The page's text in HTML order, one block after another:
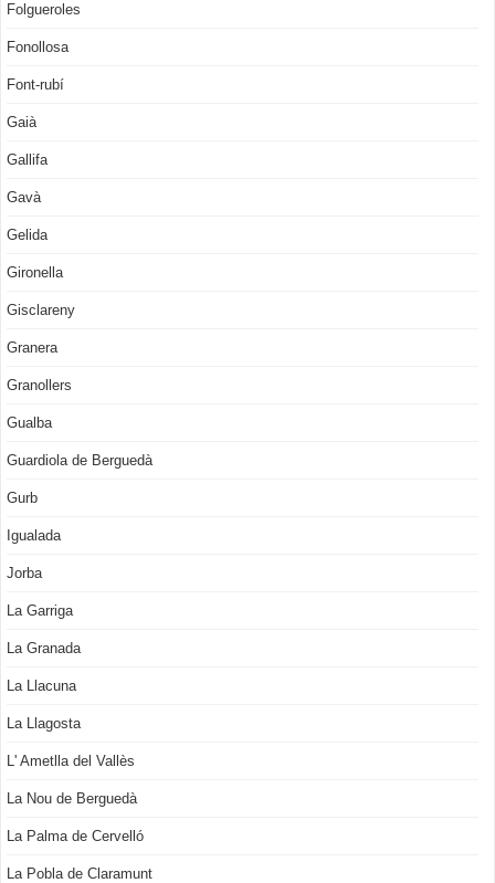
Folgueroles
Fonollosa
Font-rubí
Gaià
Gallifa
Gavà
Gelida
Gironella
Gisclareny
Granera
Granollers
Gualba
Guardiola de Berguedà
Gurb
Igualada
Jorba
La Garriga
La Granada
La Llacuna
La Llagosta
L' Ametlla del Vallès
La Nou de Berguedà
La Palma de Cervelló
La Pobla de Claramunt